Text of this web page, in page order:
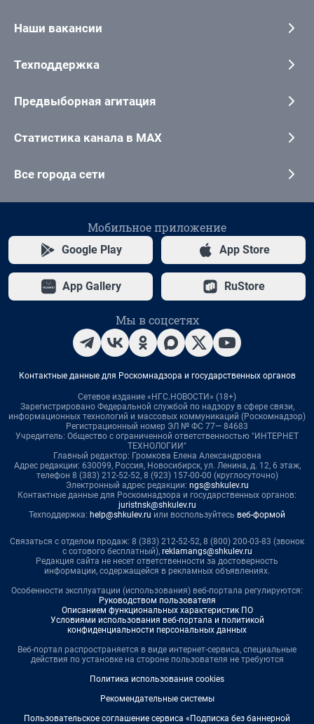
Наши вакансии
Техподдержка
Предвыборная агитация
Статистика канала в MAX
Все города сети
Мобильное приложение
Google Play App Store
App Gallery RuStore
Мы в соцсетях
Контактные данные для Роскомнадзора и государственных органов
Сетевое издание «НГС.НОВОСТИ» (18+)
Зарегистрировано Федеральной службой по надзору в сфере связи,
информационных технологий и массовых коммуникаций (Роскомнадзор)
Регистрационный номер ЭЛ № ФС 77— 84683
Учредитель: Общество с ограниченной ответственностью "ИНТЕРНЕТ
ТЕХНОЛОГИИ"
Главный редактор: Громкова Елена Александровна
Адрес редакции: 630099, Россия, Новосибирск, ул. Ленина, д. 12, 6 этаж,
телефон 8 (383) 212-52-52, 8 (923) 157-00-00 (круглосуточно)
Электронный адрес редакции: ngs@shkulev.ru
Контактные данные для Роскомнадзора и государственных органов:
juristnsk@shkulev.ru
Техподдержка: help@shkulev.ru или воспользуйтесь веб-формой
Связаться с отделом продаж: 8 (383) 212-52-52, 8 (800) 200-03-83 (звонок
с сотового бесплатный), reklamangs@shkulev.ru
Редакция сайта не несет ответственности за достоверность
информации, содержащейся в рекламных объявлениях.
Особенности эксплуатации (использования) веб-портала регулируются:
Руководством пользователя
Описанием функциональных характеристик ПО
Условиями использования веб-портала и политикой
конфиденциальности персональных данных
Веб-портал распространяется в виде интернет-сервиса, специальные
действия по установке на стороне пользователя не требуются
Политика использования cookies
Рекомендательные системы
Пользовательское соглашение сервиса «Подписка без баннерной